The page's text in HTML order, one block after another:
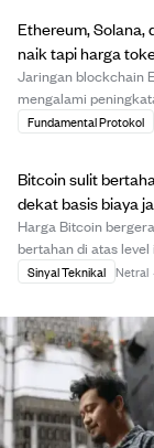
m...
Ethereum,
naik tapi harga
biaya transaksi
Jaringan blockchain
mengalami
tahun lalu. Namun,
Fundamental Protokol
Bitcoin sulit
dekat basis biaya
Harga Bitcoin
bertahan di atas
basis biaya
dimiliki kurang dari
Sinyal Teknikal Netral ·